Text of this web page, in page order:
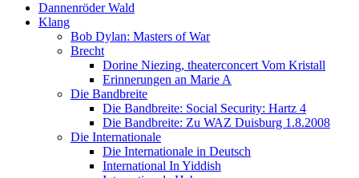
Dannenröder Wald
Klang
Bob Dylan: Masters of War
Brecht
Dorine Niezing, theaterconcert Vom Kristall
Erinnerungen an Marie A
Die Bandbreite
Die Bandbreite: Social Security: Hartz 4
Die Bandbreite: Zu WAZ Duisburg 1.8.2008
Die Internationale
Die Internationale in Deutsch
International In Yiddish